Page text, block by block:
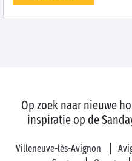
Op zoek naar nieuwe
inspiratie op de
Villeneuve-lès-Avignon